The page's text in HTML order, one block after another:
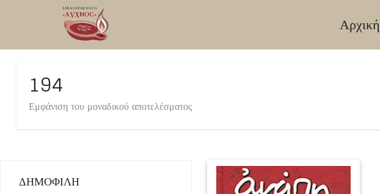
Αρχική
194
Εμφάνιση του μοναδικού αποτελέσματος
ΔΗΜΟΦΙΛΗ